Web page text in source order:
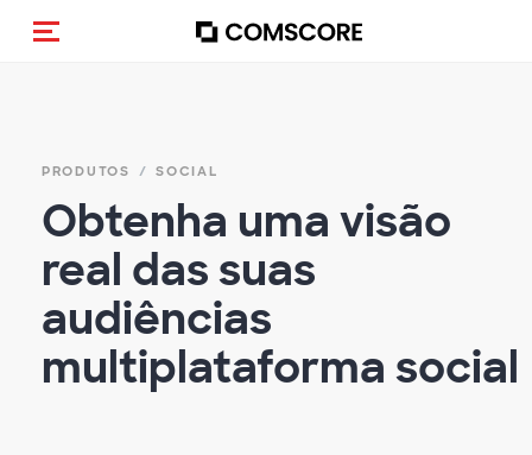
Alternar navegação
PRODUTOS SOCIAL
Obtenha uma visão
real das suas
audiências
multiplataforma social